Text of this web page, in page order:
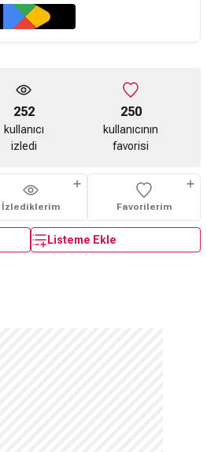
252
kullanıcı
izledi
250
kullanıcının
favorisi
İzlediklerim Favorilerim
Listeme Ekle